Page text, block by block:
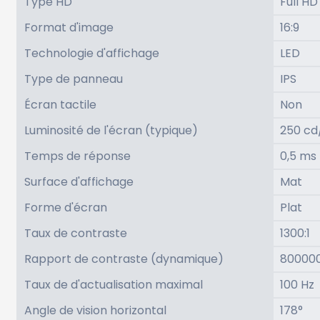
Format d'image
16:9
Technologie d'affichage
LED
Type de panneau
IPS
Écran tactile
Non
Luminosité de l'écran (typique)
250
Temps de réponse
0,5 ms
Surface d'affichage
Mat
Forme d'écran
Plat
Taux de contraste
1300:1
Rapport de contraste (dynamique)
Taux de d'actualisation maximal
100 Hz
Angle de vision horizontal
178°